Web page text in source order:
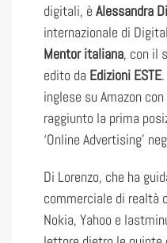
digitali, è Alessandra
internazionale di
Mentor italiana, con il
edito da Edizioni ESTE
inglese su Amazon
raggiunto la prima
‘Online Advertising’
Di Lorenzo, che ha
commerciale di realtà
Nokia, Yahoo e